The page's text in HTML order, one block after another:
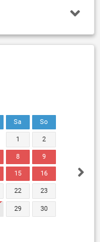
Sa So
1 2
8 9
15 16
22 23
29 30